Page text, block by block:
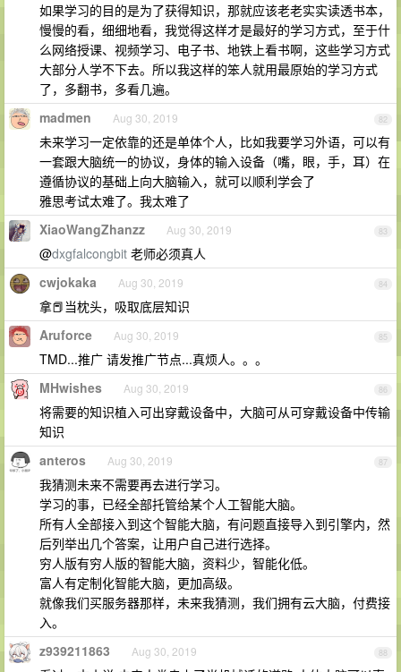
如果学习的目的是为了获得知识，那就应该老老实实读透书本，
慢慢的看，细细地看，我觉得这样才是最好的学习方式，至于什
么网络授课、视频学习、电子书、地铁上看书啊，这些学习方式
大部分人学不下去。所以我这样的笨人就用最原始的学习方式
了，多翻书，多看几遍。
82
madmen Aug 30, 2019
未来学习一定依靠的还是单体个人，比如我要学习外语，可以有
一套跟大脑统一的协议，身体的输入设备（嘴，眼，手，耳）在
遵循协议的基础上向大脑输入，就可以顺利学会了
雅思考试太难了。我太难了
83
XiaoWangZhanzz Aug 30, 2019
@dxgfalcongbit 老师必须真人
84
cwjokaka Aug 30, 2019
拿📕当枕头，吸取底层知识
85
Aruforce Aug 30, 2019
TMD...推广 请发推广节点...真烦人。。。
86
MHwishes Aug 30, 2019
将需要的知识植入可出穿戴设备中，大脑可从可穿戴设备中传输
知识
87
anteros Aug 30, 2019
我猜测未来不需要再去进行学习。
学习的事，已经全部托管给某个人工智能大脑。
所有人全部接入到这个智能大脑，有问题直接导入到引擎内，然
后列举出几个答案，让用户自己进行选择。
穷人版有穷人版的智能大脑，资料少，智能化低。
富人有定制化智能大脑，更加高级。
就像我们买服务器那样，未来我猜测，我们拥有云大脑，付费接
入。
88
z939211863 Aug 30, 2019